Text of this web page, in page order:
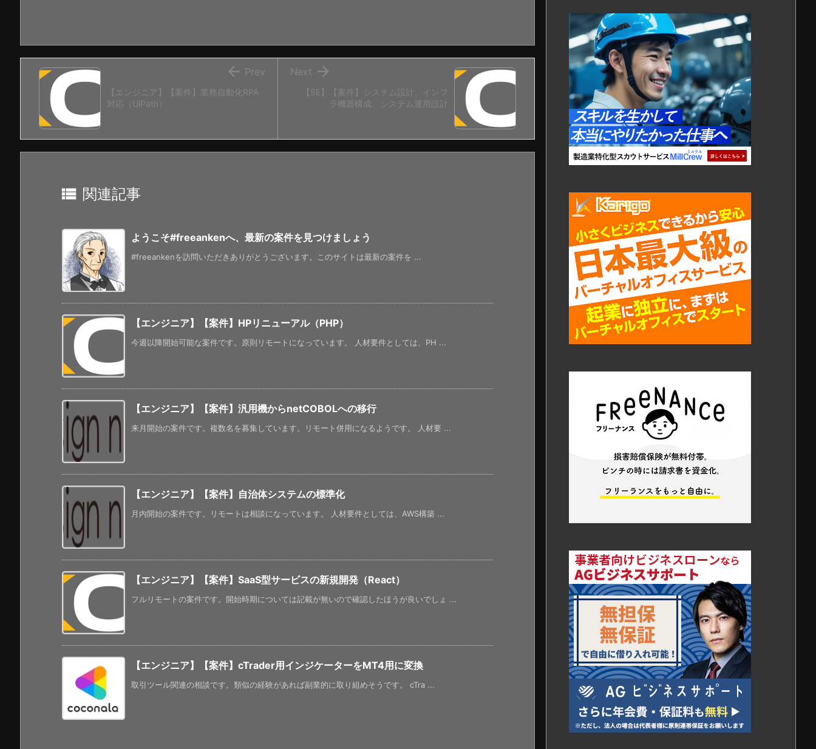
【SE】【案件】システム設計、インフ
ラ機器構成、システム運用設計

Next
【エンジニア】【案件】業務自動化RPA
対応（UiPath）
 Prev
 関連記事
ようこそ#freeankenへ、最新の案件を見つけましょう
#freeankenを訪問いただきありがとうございます。このサイトは最新の案件を ...
【エンジニア】【案件】HPリニューアル（PHP）
今週以降開始可能な案件です。原則リモートになっています。 人材要件としては、PH ...
【エンジニア】【案件】汎用機からnetCOBOLへの移行
来月開始の案件です。複数名を募集しています。リモート併用になるようです。 人材要 ...
【エンジニア】【案件】自治体システムの標準化
月内開始の案件です。リモートは相談になっています。 人材要件としては、AWS構築 ...
【エンジニア】【案件】SaaS型サービスの新規開発（React）
フルリモートの案件です。開始時期については記載が無いので確認したほうが良いでしょ ...
【エンジニア】【案件】cTrader用インジケーターをMT4用に変換
取引ツール関連の相談です。類似の経験があれば副業的に取り組めそうです。 cTra ...